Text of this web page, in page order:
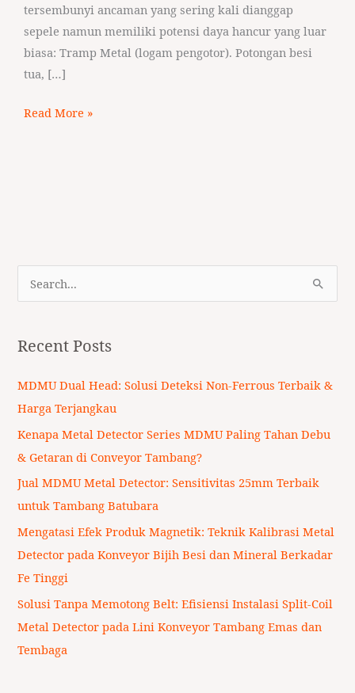
tersembunyi ancaman yang sering kali dianggap
sepele namun memiliki potensi daya hancur yang luar
biasa: Tramp Metal (logam pengotor). Potongan besi
tua, […]
Read More »
r
c
h
:
Recent Posts
MDMU Dual Head: Solusi Deteksi Non-Ferrous Terbaik &
Harga Terjangkau
Kenapa Metal Detector Series MDMU Paling Tahan Debu
& Getaran di Conveyor Tambang?
Jual MDMU Metal Detector: Sensitivitas 25mm Terbaik
untuk Tambang Batubara
Mengatasi Efek Produk Magnetik: Teknik Kalibrasi Metal
Detector pada Konveyor Bijih Besi dan Mineral Berkadar
Fe Tinggi
Solusi Tanpa Memotong Belt: Efisiensi Instalasi Split-Coil
Metal Detector pada Lini Konveyor Tambang Emas dan
Tembaga